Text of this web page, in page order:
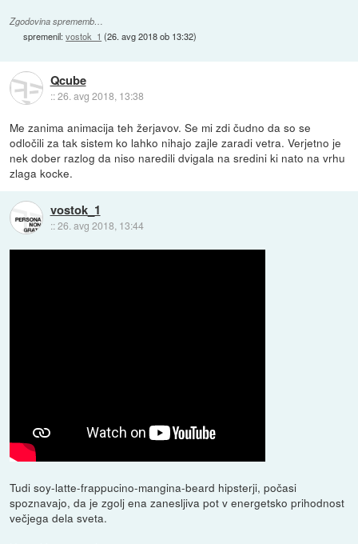
Zgodovina sprememb…
spremenil:vostok_1 (26. avg 2018 ob 13:32)
Qcube
::26. avg 2018, 13:38
Me zanima animacija teh žerjavov. Se mi zdi čudno da so se
odločili za tak sistem ko lahko nihajo zajle zaradi vetra. Verjetno je
nek dober razlog da niso naredili dvigala na sredini ki nato na vrhu
zlaga kocke.
vostok_1
::26. avg 2018, 13:44
Tudi soy-latte-frappucino-mangina-beard hipsterji, počasi
spoznavajo, da je zgolj ena zanesljiva pot v energetsko prihodnost
večjega dela sveta.